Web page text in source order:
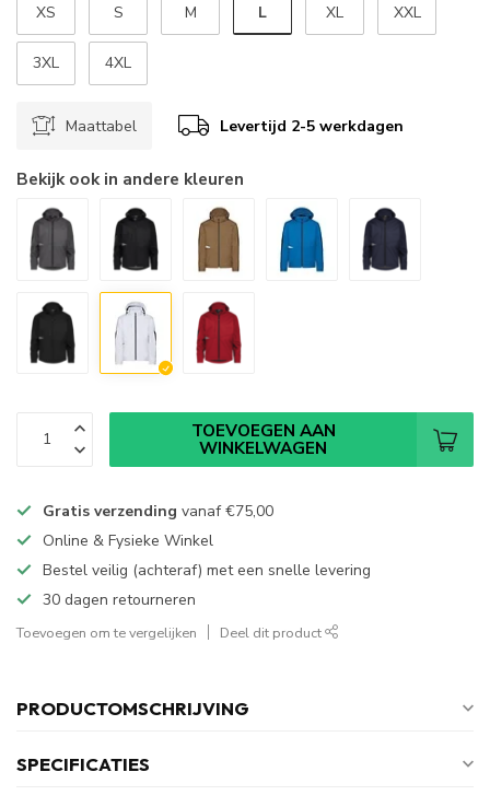
XS S M L XL XXL
3XL 4XL
Maattabel Levertijd 2-5 werkdagen
Bekijk ook in andere kleuren
TOEVOEGEN AAN
WINKELWAGEN
Gratis verzending vanaf€75,00
Online & Fysieke Winkel
Bestel veilig (achteraf) met een snelle levering
30 dagen retourneren
Toevoegen om te vergelijken Deel dit product
PRODUCTOMSCHRIJVING
SPECIFICATIES